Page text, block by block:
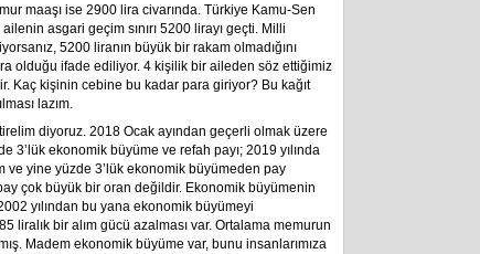
maaşı ise 2900 lira civarında. Türkiye Kamu-Sen
asgari geçim sınırı 5200 lirayı geçti. Milli
5200 liranın büyük bir rakam olmadığını
olduğu ifade ediliyor. 4 kişilik bir aileden söz ettiğimiz
Kaç kişinin cebine bu kadar para giriyor? Bu kağıt
lazım.
diyoruz. 2018 Ocak ayından geçerli olmak üzere
3’lük ekonomik büyüme ve refah payı; 2019 yılında
ve yine yüzde 3’lük ekonomik büyümeden pay
çok büyük bir oran değildir. Ekonomik büyümenin
yılından bu yana ekonomik büyümeyi
bir alım gücü azalması var. Ortalama memurun
Madem ekonomik büyüme var, bunu insanlarımıza